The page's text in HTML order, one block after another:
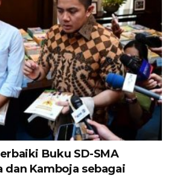
Buku SD-SMA
dan Kamboja sebagai